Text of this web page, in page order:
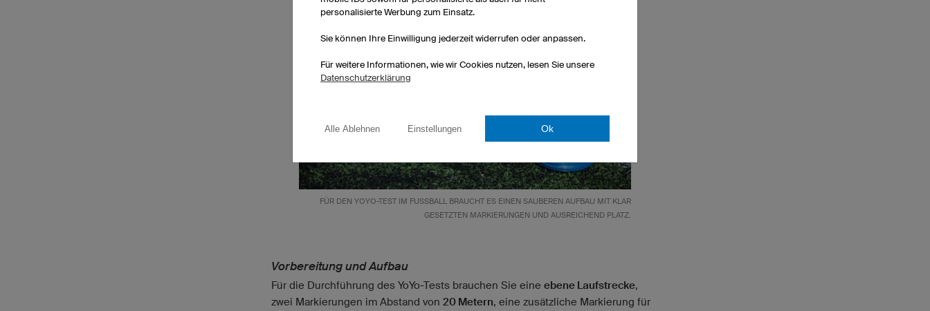
FÜR DEN YOYO-TEST IM FUSSBALL BRAUCHT ES EINEN SAUBEREN AUFBAU MIT KLAR G
ESETZTEN MARKIERUNGEN UND AUSREICHEND PLATZ.
Vorbereitung und Aufbau
Für die Durchführung des YoYo-Tests brauchen Sie eine ebene Laufstrecke,
zwei Markierungen im Abstand von 20 Metern, eine zusätzliche Markierung für
personalisierte Werbung zum Einsatz.
Sie können Ihre Einwilligung jederzeit widerrufen oder anpassen.
Für weitere Informationen, wie wir Cookies nutzen, lesen Sie unsere
Datenschutzerklärung
Alle Ablehnen Einstellungen Ok